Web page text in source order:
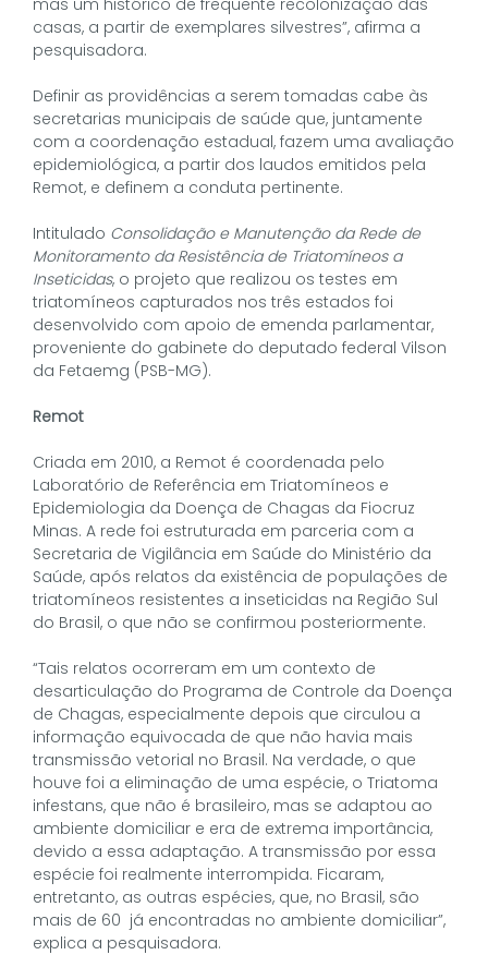
casas, a partir de exemplares silvestres”, afirma a
pesquisadora.
Definir as providências a serem tomadas cabe às
secretarias municipais de saúde que, juntamente
com a coordenação estadual, fazem uma avaliação
epidemiológica, a partir dos laudos emitidos pela
Remot, e definem a conduta pertinente.
Intitulado Consolidação e Manutenção da Rede de
Monitoramento da Resistência de Triatomíneos a
Inseticidas, o projeto que realizou os testes em
triatomíneos capturados nos três estados foi
desenvolvido com apoio de emenda parlamentar,
proveniente do gabinete do deputado federal Vilson
da Fetaemg (PSB-MG).
Remot
Criada em 2010, a Remot é coordenada pelo
Laboratório de Referência em Triatomíneos e
Epidemiologia da Doença de Chagas da Fiocruz
Minas. A rede foi estruturada em parceria com a
Secretaria de Vigilância em Saúde do Ministério da
Saúde, após relatos da existência de populações de
triatomíneos resistentes a inseticidas na Região Sul
do Brasil, o que não se confirmou posteriormente.
“Tais relatos ocorreram em um contexto de
desarticulação do Programa de Controle da Doença
de Chagas, especialmente depois que circulou a
informação equivocada de que não havia mais
transmissão vetorial no Brasil. Na verdade, o que
houve foi a eliminação de uma espécie, o Triatoma
infestans, que não é brasileiro, mas se adaptou ao
ambiente domiciliar e era de extrema importância,
devido a essa adaptação. A transmissão por essa
espécie foi realmente interrompida. Ficaram,
entretanto, as outras espécies, que, no Brasil, são
mais de 60 já encontradas no ambiente domiciliar”,
explica a pesquisadora.